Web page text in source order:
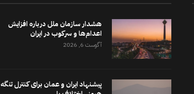
هشدار سازمان ملل درباره افزایش
اعدام‌ها و سرکوب در ایران
آگوست 6, 2026
پیشنهاد ایران و عمان برای کنترل تنگه